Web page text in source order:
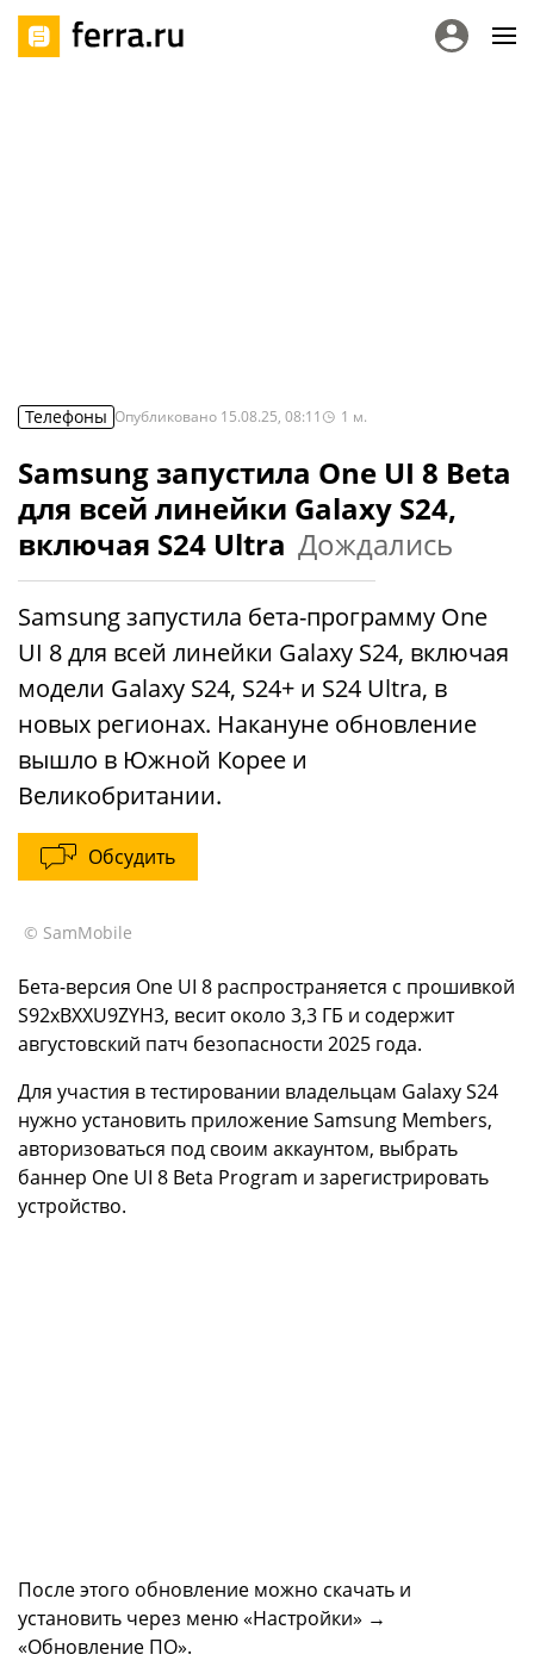
Телефоны Опубликовано 15.08.25, 08:11 1 м.
Samsung запустила One UI 8 Beta
для всей линейки Galaxy S24,
включая S24 Ultra Дождались
Samsung запустила бета-программу One
UI 8 для всей линейки Galaxy S24, включая
модели Galaxy S24, S24+ и S24 Ultra, в
новых регионах. Накануне обновление
вышло в Южной Корее и
Великобритании.
Обсудить
© SamMobile
Бета-версия One UI 8 распространяется с прошивкой
S92xBXXU9ZYH3, весит около 3,3 ГБ и содержит
августовский патч безопасности 2025 года.
Для участия в тестировании владельцам Galaxy S24
нужно установить приложение Samsung Members,
авторизоваться под своим аккаунтом, выбрать
баннер One UI 8 Beta Program и зарегистрировать
устройство.
После этого обновление можно скачать и
установить через меню «Настройки» →
«Обновление ПО».